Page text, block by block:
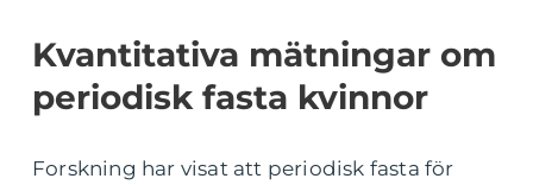
Kvantitativa mätningar om
periodisk fasta kvinnor
Forskning har visat att periodisk fasta för